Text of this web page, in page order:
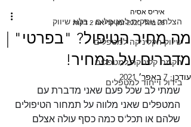
הצלחה עסקית למטפלים - בלוג שיווק
שיווק הקליניקה למטפלים
הקמת קליניקה למטפלים
בידול וייחוד למטפלים
מה מחיר הטיפול? "בפרטי" |
מדברים על המחיר!
איריס אסיה
28 ביולי 2020
זמן קריאה 2 דקות
עודכן: 7 באפר׳ 2021
שמתי לב שכל פעם שאני מדברת עם
המטפלים שאני מלווה על תמחור הטיפולים
שלהם או תכל'ס כמה כסף עולה אצלם